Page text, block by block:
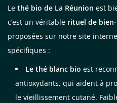
Le thé bio de La Réunion est
c’est un véritable rituel de
proposées sur notre site
spécifiques :
Le thé blanc bio est
antioxydants, qui aident à
le vieillissement cutané.